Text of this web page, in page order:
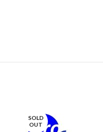
SOLD
OUT